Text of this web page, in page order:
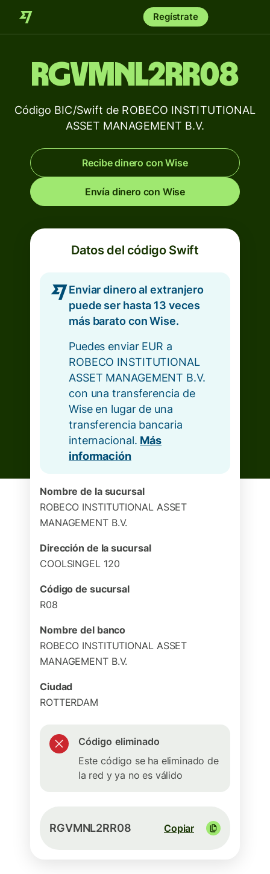
Regístrate
RGVMNL2RR08
Código BIC/Swift de ROBECO INSTITUTIONAL
ASSET MANAGEMENT B.V.
Recibe dinero con Wise
Envía dinero con Wise
Datos del código Swift
Enviar dinero al extranjero
puede ser hasta 13 veces
más barato con Wise.
Puedes enviar EUR a
ROBECO INSTITUTIONAL
ASSET MANAGEMENT B.V.
con una transferencia de
Wise en lugar de una
transferencia bancaria
internacional. Más
información
Nombre de la sucursal
ROBECO INSTITUTIONAL ASSET
MANAGEMENT B.V.
Dirección de la sucursal
COOLSINGEL 120
Código de sucursal
R08
Nombre del banco
ROBECO INSTITUTIONAL ASSET
MANAGEMENT B.V.
Ciudad
ROTTERDAM
Código eliminado
Este código se ha eliminado de
la red y ya no es válido
RGVMNL2RR08 Copiar